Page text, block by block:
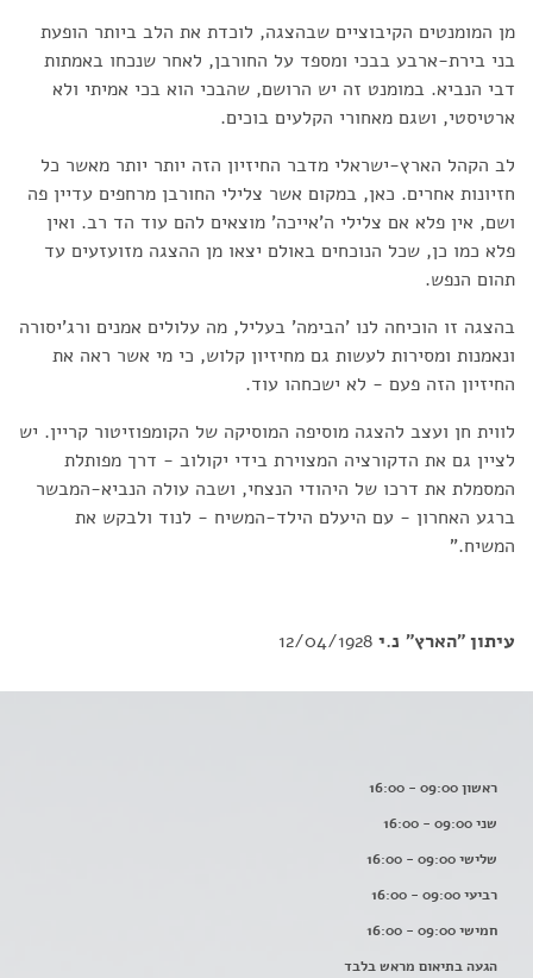
מן המומנטים הקיבוציים שבהצגה, לוכדת את הלב ביותר הופעת
בני בירת-ארבע בבכי ומספד על החורבן, לאחר שנכחו באמתות
דבי הנביא. במומנט זה יש הרושם, שהבכי הוא בכי אמיתי ולא
ארטיסטי, ושגם מאחורי הקלעים בוכים.
לב הקהל הארץ-ישראלי מדבר החיזיון הזה יותר יותר מאשר כל
חזיונות אחרים. כאן, במקום אשר צלילי החורבן מרחפים עדיין פה
ושם, אין פלא אם צלילי ה'אייכה' מוצאים להם עוד הד רב. ואין
פלא כמו כן, שכל הנוכחים באולם יצאו מן ההצגה מזועזעים עד
תהום הנפש.
בהצגה זו הוכיחה לנו 'הבימה' בעליל, מה עלולים אמנים ורג'יסורה
ונאמנות ומסירות לעשות גם מחיזיון קלוש, כי מי אשר ראה את
החיזיון הזה פעם - לא ישכחהו עוד.
לווית חן ועצב להצגה מוסיפה המוסיקה של הקומפוזיטור קריין. יש
לציין גם את הדקורציה המצוירת בידי יקולוב - דרך מפותלת
המסמלת את דרכו של היהודי הנצחי, ושבה עולה הנביא-המבשר
ברגע האחרון - עם היעלם הילד-המשיח - לנוד ולבקש את
המשיח."
עיתון "הארץ" נ.י 12/04/1928
ראשון 09:00 - 16:00
שני 09:00 - 16:00
שלישי 09:00 - 16:00
רביעי 09:00 - 16:00
חמישי 09:00 - 16:00
הגעה בתיאום מראש בלבד